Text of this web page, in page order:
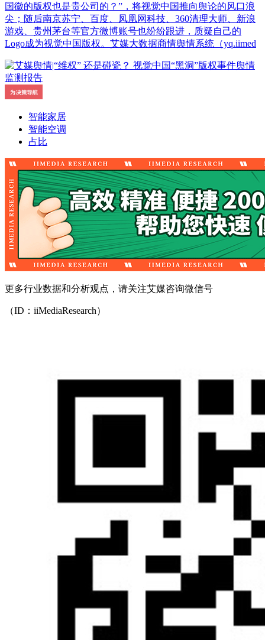
国徽的版权也是贵公司的？”，将视觉中国推向舆论的风口浪
尖；随后南京苏宁、百度、凤凰网科技、360清理大师、新浪
游戏、贵州茅台等官方微博账号也纷纷跟进，质疑自己的
Logo成为视觉中国版权。艾媒大数据商情舆情系统（yq.iimed
智能家居
智能空调
占比
更多行业数据和分析观点，请关注艾媒咨询微信号
（ID：iiMediaResearch）